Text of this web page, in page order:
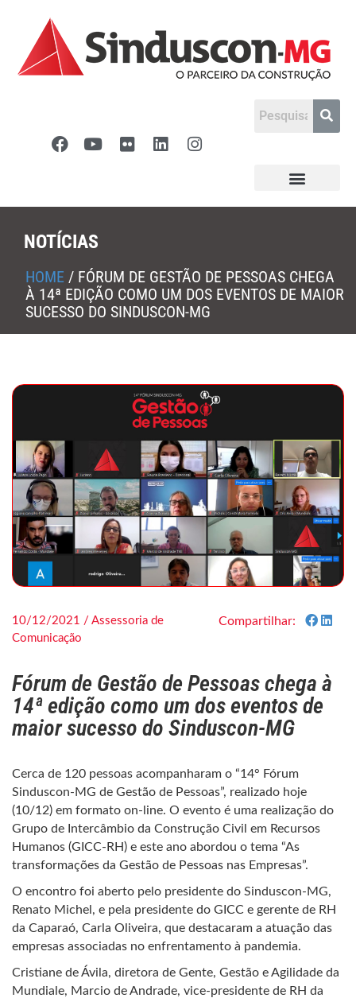
NOTÍCIAS
HOME / FÓRUM DE GESTÃO DE PESSOAS CHEGA
À 14ª EDIÇÃO COMO UM DOS EVENTOS DE MAIOR
SUCESSO DO SINDUSCON-MG
10/12/2021 / Assessoria de
Comunicação
Compartilhar:
Fórum de Gestão de Pessoas chega à
14ª edição como um dos eventos de
maior sucesso do Sinduscon-MG
Cerca de 120 pessoas acompanharam o “14° Fórum
Sinduscon-MG de Gestão de Pessoas”, realizado hoje
(10/12) em formato on-line. O evento é uma realização do
Grupo de Intercâmbio da Construção Civil em Recursos
Humanos (GICC-RH) e este ano abordou o tema “As
transformações da Gestão de Pessoas nas Empresas”.
O encontro foi aberto pelo presidente do Sinduscon-MG,
Renato Michel, e pela presidente do GICC e gerente de RH
da Caparaó, Carla Oliveira, que destacaram a atuação das
empresas associadas no enfrentamento à pandemia.
Cristiane de Ávila, diretora de Gente, Gestão e Agilidade da
Mundiale, Marcio de Andrade, vice-presidente de RH da